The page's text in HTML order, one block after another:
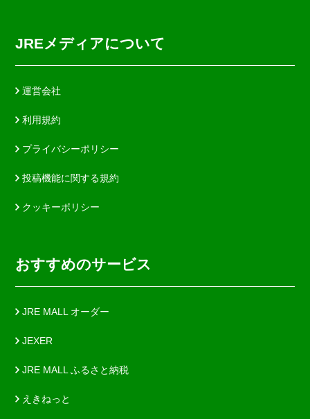
JREメディアについて
運営会社
利用規約
プライバシーポリシー
投稿機能に関する規約
クッキーポリシー
おすすめのサービス
JRE MALL オーダー
JEXER
JRE MALL ふるさと納税
えきねっと